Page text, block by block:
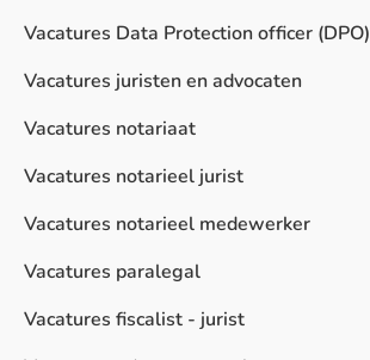
Vacatures Data Protection officer (DPO)
Vacatures juristen en advocaten
Vacatures notariaat
Vacatures notarieel jurist
Vacatures notarieel medewerker
Vacatures paralegal
Vacatures fiscalist - jurist